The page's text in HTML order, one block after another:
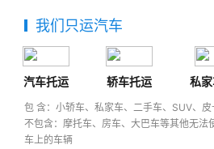
我们只运汽车
汽车托运 轿车托运 私
包 含：小轿车、私家车、二手车、SUV、
不包含：摩托车、房车、大巴车等其他无法
车上的车辆